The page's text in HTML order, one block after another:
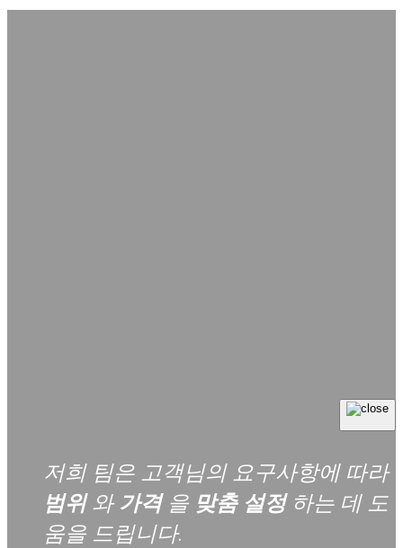
저희 팀은 고객님의 요구사항에 따라
범위와가격을 맞춤 설정하는 데 도
움을 드립니다.